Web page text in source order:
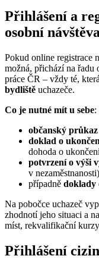
Přihlášení a
osobní návštěva
Pokud online registrace
možná, přichází na řadu
práce ČR – vždy té,
bydliště uchazeče.
Co je nutné mít u sebe:
občanský průkaz
doklad o
dohoda o
potvrzení o výši
v nezaměstnanosti)
případně doklady
Na pobočce uchazeč
zhodnotí jeho situaci a
míst, rekvalifikační
Přihlášení